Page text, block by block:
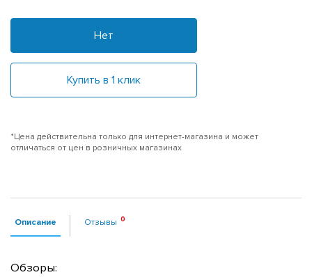
Нет
Купить в 1 клик
*Цена действительна только для интернет-магазина и может
отличаться от цен в розничных магазинах
Описание Отзывы
Обзоры: